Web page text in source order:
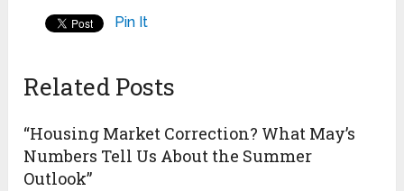
Pin It
Related Posts
“Housing Market Correction? What May’s
Numbers Tell Us About the Summer
Outlook”